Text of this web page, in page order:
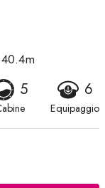
40.4m
5 6
Equipaggio